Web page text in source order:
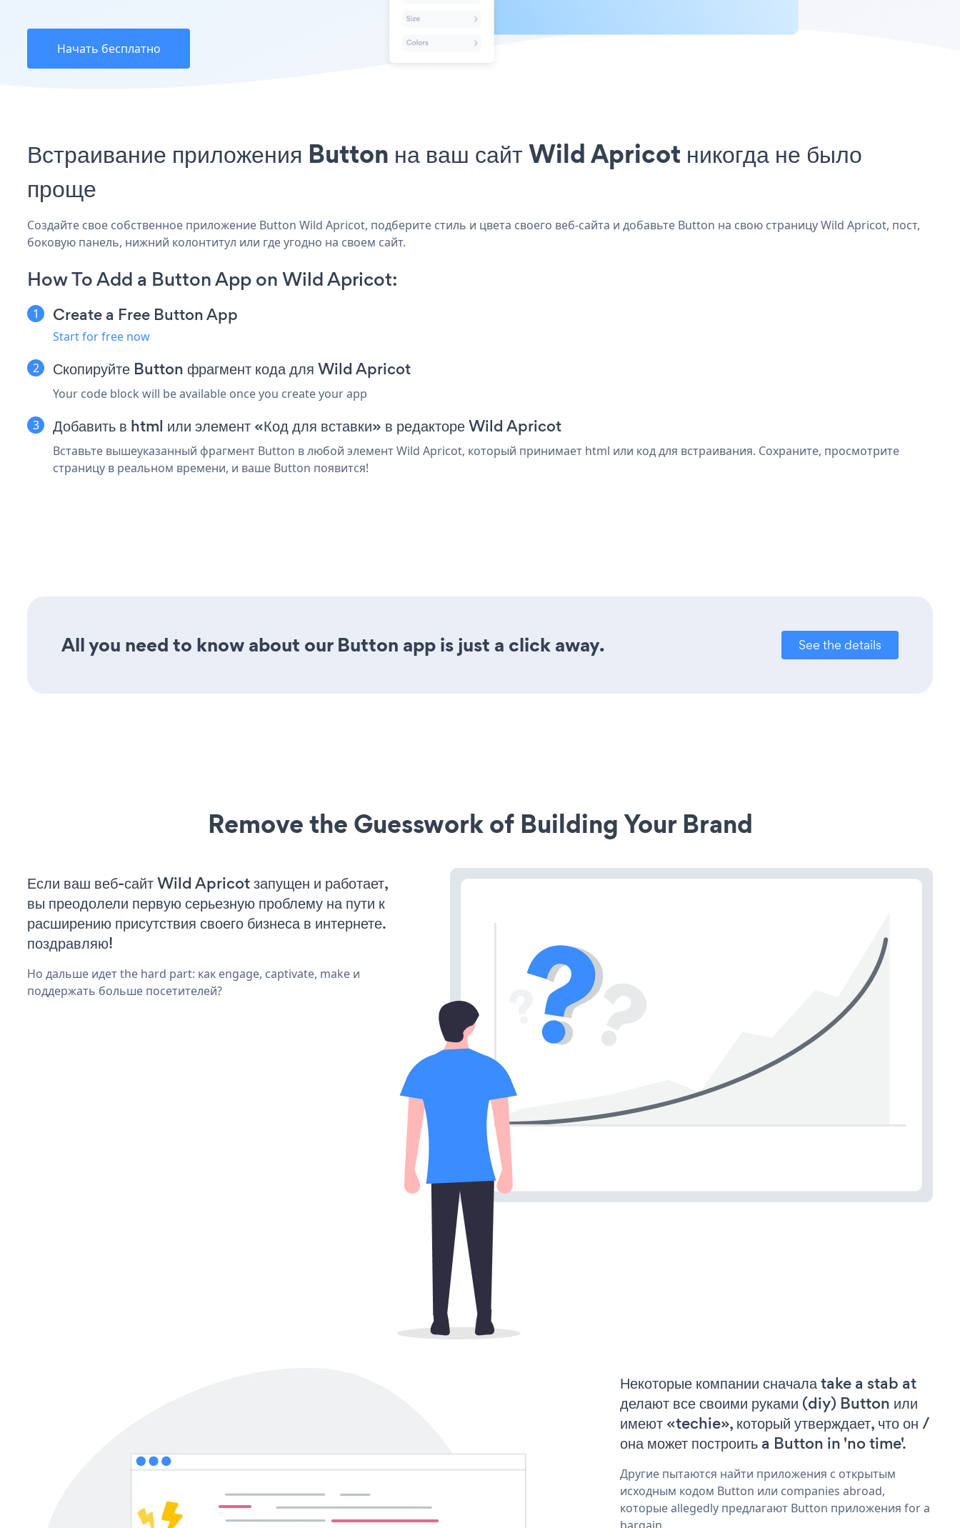
Начать бесплатно
Встраивание приложения Button на ваш сайт Wild Apricot никогда не было
проще
Создайте свое собственное приложение Button Wild Apricot, подберите стиль и цвета своего веб-сайта и добавьте Button на свою страницу Wild Apricot, пост,
боковую панель, нижний колонтитул или где угодно на своем сайт.
How To Add a Button App on Wild Apricot:
Create a Free Button App
Start for free now
Скопируйте Button фрагмент кода для Wild Apricot
Your code block will be available once you create your app
Добавить в html или элемент «Код для вставки» в редакторе Wild Apricot
Вставьте вышеуказанный фрагмент Button в любой элемент Wild Apricot, который принимает html или код для встраивания. Сохраните, просмотрите
страницу в реальном времени, и ваше Button появится!
All you need to know about our Button app is just a click away. See the details
Remove the Guesswork of Building Your Brand
Если ваш веб-сайт Wild Apricot запущен и работает,
вы преодолели первую серьезную проблему на пути к
расширению присутствия своего бизнеса в интернете.
поздравляю!
Но дальше идет the hard part: как engage, captivate, make и
поддержать больше посетителей?
Некоторые компании сначала take a stab at
делают все своими руками (diy) Button или
имеют «techie», который утверждает, что он /
она может построить a Button in 'no time'.
Другие пытаются найти приложения с открытым
исходным кодом Button или companies abroad,
которые allegedly предлагают Button приложения for a